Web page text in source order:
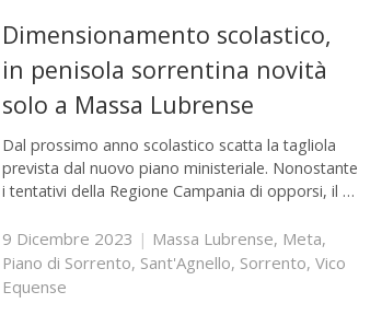
Dimensionamento scolastico,
in penisola sorrentina novità
solo a Massa Lubrense
Dal prossimo anno scolastico scatta la tagliola
prevista dal nuovo piano ministeriale. Nonostante
i tentativi della Regione Campania di opporsi, il …
9 Dicembre 2023 | Massa Lubrense, Meta,
Piano di Sorrento, Sant'Agnello, Sorrento, Vico
Equense